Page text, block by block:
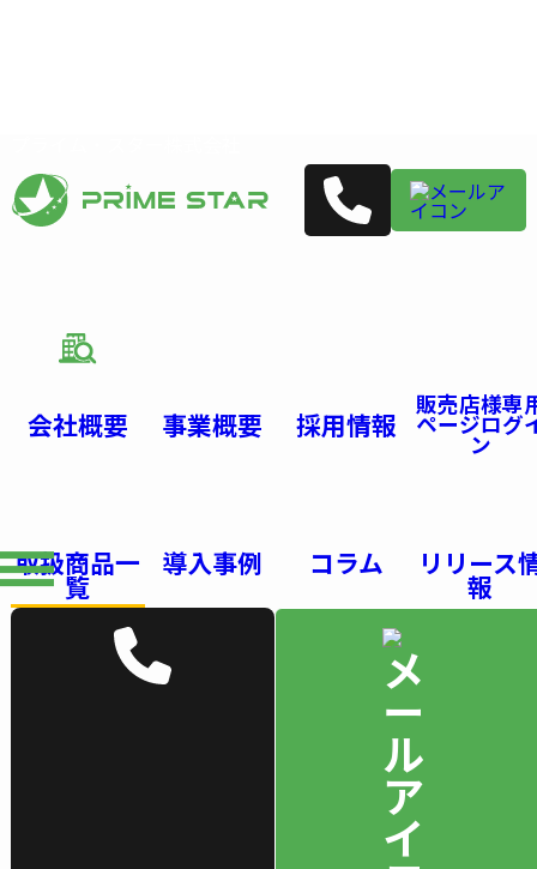
会社概要 事業概要 採用情報
販売店様専
ページログ
ン
取扱商品一
覧
導入事例 コラム リリース
報